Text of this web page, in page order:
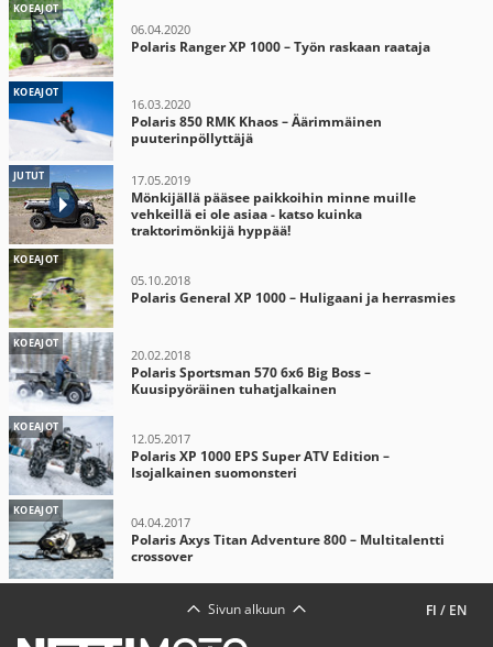
KOEAJOT
06.04.2020
Polaris Ranger XP 1000 – Työn raskaan raataja
KOEAJOT
16.03.2020
Polaris 850 RMK Khaos – Äärimmäinen
puuterinpöllyttäjä
JUTUT 17.05.2019
Mönkijällä pääsee paikkoihin minne muille
vehkeillä ei ole asiaa - katso kuinka
traktorimönkijä hyppää!
KOEAJOT
05.10.2018
Polaris General XP 1000 – Huligaani ja herrasmies
KOEAJOT
20.02.2018
Polaris Sportsman 570 6x6 Big Boss –
Kuusipyöräinen tuhatjalkainen
KOEAJOT
12.05.2017
Polaris XP 1000 EPS Super ATV Edition –
Isojalkainen suomonsteri
KOEAJOT
04.04.2017
Polaris Axys Titan Adventure 800 – Multitalentti
crossover
FI / EN
Sivun alkuun